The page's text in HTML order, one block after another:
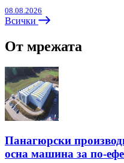
08.08.2026
Всички
От мрежата
Панагюрски
осна машина за по-